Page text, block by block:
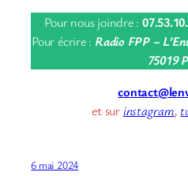
Pour nous joindre :
Pour écrire : Radio FPP –
75019
et sur instagram,
6 mai 2024